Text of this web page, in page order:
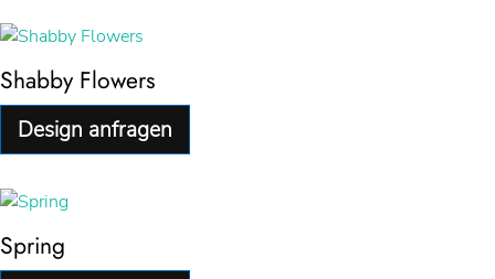
Shabby Flowers
Design anfragen
Spring